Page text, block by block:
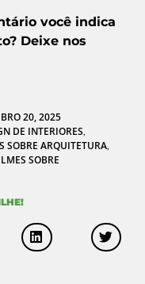
você indica
Deixe nos
20, 2025
DE INTERIORES,
SOBRE ARQUITETURA,
SOBRE